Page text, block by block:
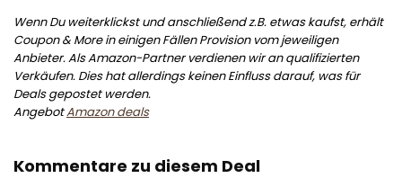
Wenn Du weiterklickst und anschließend z.B. etwas kaufst, erhält
Coupon & More in einigen Fällen Provision vom jeweiligen
Anbieter. Als Amazon-Partner verdienen wir an qualifizierten
Verkäufen. Dies hat allerdings keinen Einfluss darauf, was für
Deals gepostet werden.
AngebotAmazon deals
Kommentare zu diesem Deal